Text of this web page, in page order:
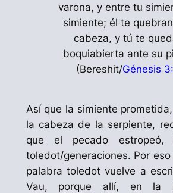
varona, y entre tu
simiente; él te
cabeza, y tú te
boquiabierta ante su
(Bereshit/Génesis
Así que la simiente
la cabeza de la serpiente,
que el pecado estropeó,
toledot/generaciones. Por eso
palabratoledot vuelve a
Vau, porque allí, en la